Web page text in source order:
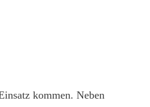
kommen. Neben